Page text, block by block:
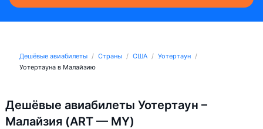
Дешёвые авиабилеты Страны США
Уотертаун
Уотертауна в Малайзию
Дешёвые авиабилеты Уотертаун –
Малайзия (ART — MY)